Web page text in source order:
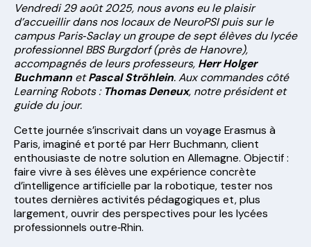
Vendredi 29 août 2025, nous avons eu le plaisir
d’accueillir dans nos locaux de NeuroPSI puis sur le
campus Paris‑Saclay un groupe de sept élèves du lycée
professionnel BBS Burgdorf (près de Hanovre),
accompagnés de leurs professeurs, Herr Holger
BuchmannetPascal Ströhlein. Aux commandes côté
Learning Robots :Thomas Deneux, notre président et
guide du jour.
Cette journée s’inscrivait dans un voyage Erasmus à
Paris, imaginé et porté par Herr Buchmann, client
enthousiaste de notre solution en Allemagne. Objectif :
faire vivre à ses élèves une expérience concrète
d’intelligence artificielle par la robotique, tester nos
toutes dernières activités pédagogiques et, plus
largement, ouvrir des perspectives pour les lycées
professionnels outre‑Rhin.